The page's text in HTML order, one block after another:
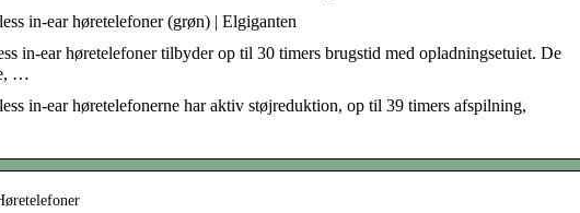
in-ear høretelefoner (grøn) | Elgiganten
in-ear høretelefoner tilbyder op til 30 timers brugstid med opladningsetuiet. De
…
in-ear høretelefonerne har aktiv støjreduktion, op til 39 timers afspilning,